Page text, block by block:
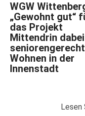
WGW
„Gewohnt gut“
das Projekt
Mittendrin
Wohnen in der
Innenstadt